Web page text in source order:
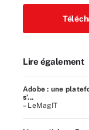
Lire également
Adobe : une
s’...
– LeMagIT